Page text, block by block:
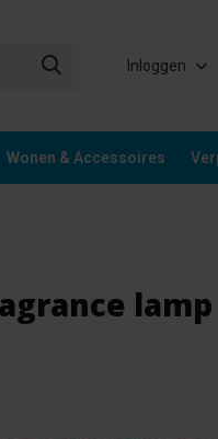
Inloggen
Wonen & Accessoires